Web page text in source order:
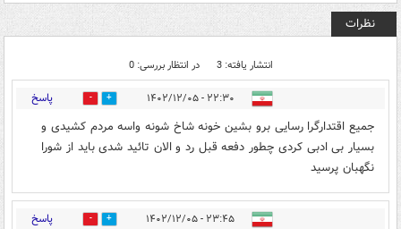
نظرات
انتشار یافته: 3 در انتظار بررسی: 0
۲۲:۳۰ - ۱۴۰۲/۱۲/۰۵ 0 پاسخ
جمیع اقتدارگرا رسایی برو بشین خونه شاخ شونه واسه مردم کشیدی و
بسیار بی ادبی کردی چطور دفعه قبل رد و الان تائید شدی باید از شورا
نگهبان پرسید
۲۳:۴۵ - ۱۴۰۲/۱۲/۰۵ 0 پاسخ